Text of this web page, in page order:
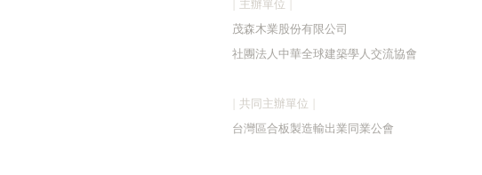
| 主辦單位 |
茂森木業股份有限公司
社團法人中華全球建築學人交流協會
| 共同主辦單位 |
台灣區合板製造輸出業同業公會